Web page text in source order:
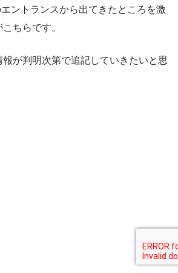
ントランスから出てきたところを激
ちらです。
報が判明次第で追記していきたいと思